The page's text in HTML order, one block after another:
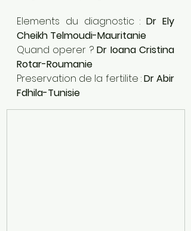
Elements du diagnostic : Dr Ely
Cheikh Telmoudi-Mauritanie
Quand operer ? Dr Ioana Cristina
Rotar-Roumanie
Preservation de la fertilite : Dr Abir
Fdhila-Tunisie